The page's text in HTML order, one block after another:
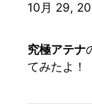
10月 29,
究極アテナ
てみたよ！